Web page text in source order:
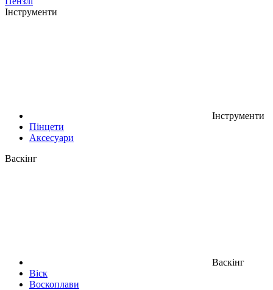
Інструменти
Інструменти
Пінцети
Аксесуари
Васкінг
Васкінг
Віск
Воскоплави